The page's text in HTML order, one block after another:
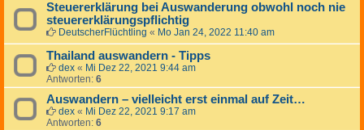
Steuererklärung bei Auswanderung obwohl noch nie
steuererklärungspflichtig
DeutscherFlüchtling « Mo Jan 24, 2022 11:40 am
Thailand auswandern - Tipps
dex « Mi Dez 22, 2021 9:44 am
Antworten: 6
Auswandern – vielleicht erst einmal auf Zeit…
dex « Mi Dez 22, 2021 9:17 am
Antworten: 6